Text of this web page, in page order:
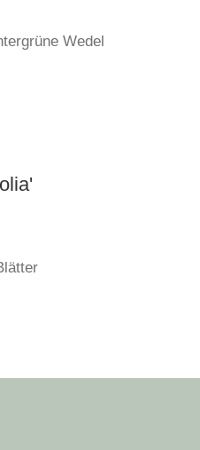
Wedel